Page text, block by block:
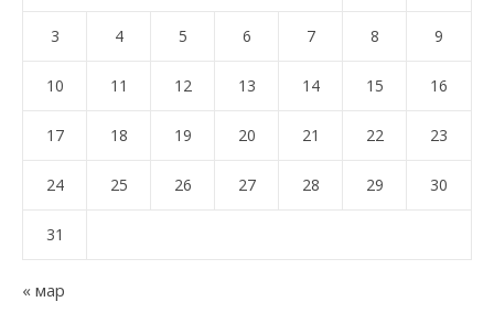
3 4 5 6 7 8 9
10 11 12 13 14 15 16
17 18 19 20 21 22 23
24 25 26 27 28 29 30
31
« мар